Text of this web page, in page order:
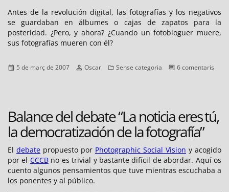
Antes de la revolución digital, las fotografías y los negativos
se guardaban en álbumes o cajas de zapatos para la
posteridad. ¿Pero, y ahora? ¿Cuando un fotobloguer muere,
sus fotografías mueren con él?
Publicat
5 de març de 2007 Autor
Oscar Categories
Sense categoria 6 comentaris
Balance del debate “La noticia eres tú,
la democratización de la fotografía”
El debate propuesto por Photographic Social Vision y acogido
por el CCCBno es trivial y bastante difícil de abordar. Aquí os
cuento algunos pensamientos que tuve mientras escuchaba a
los ponentes y al público.